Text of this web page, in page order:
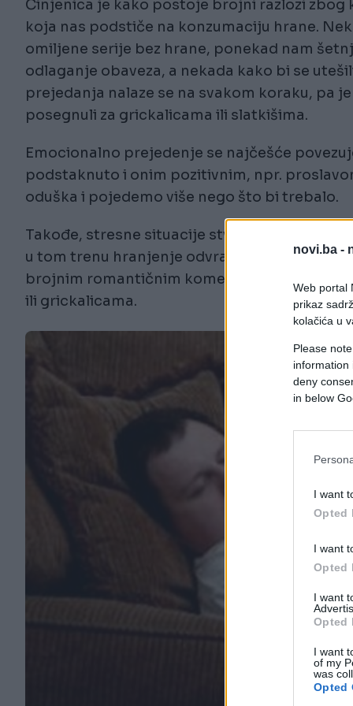
novi.ba -
Web portal
prikaz
kolačića u
Please
information
deny
in below
I want
Opted
I want
Opted
I want
Opted
I want
of my
was
Opted
Činjenica je kako postoje brojni razlozi
koja nas podstiče na konzumaciju hrane.
omiljene serije bez hrane, ponekad nam
odlaganje obaveza, a nekada kako bi se
prejedanja nalaze se na svakom koraku, pa
posegnuli za grickalicama ili slatkišima.
Emocionalno prejedenje se najčešće
podstaknuto i onim pozitivnim, npr.
oduška i pojedemo više nego što bi trebalo.
Takođe, stresne situacije stvaraju
u tom trenu hranjenje odvraća pažnju sa
brojnim romantičnim komedijama kako
ili grickalicama.